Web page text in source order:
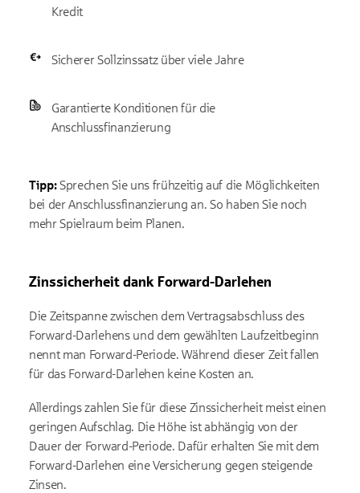
Kredit
Sicherer Sollzinssatz über viele Jahre
Garantierte Konditionen für die
Anschlussfinanzierung
Tipp:Sprechen Sie uns frühzeitig auf die Möglichkeiten
bei der Anschlussfinanzierung an. So haben Sie noch
mehr Spielraum beim Planen.
Zinssicherheit dank Forward-Darlehen
Die Zeitspanne zwischen dem Vertragsabschluss des
Forward-Darlehens und dem gewählten Laufzeitbeginn
nennt man Forward-Periode. Während dieser Zeit fallen
für das Forward-Darlehen keine Kosten an.
Allerdings zahlen Sie für diese Zinssicherheit meist einen
geringen Aufschlag. Die Höhe ist abhängig von der
Dauer der Forward-Periode. Dafür erhalten Sie mit dem
Forward-Darlehen eine Versicherung gegen steigende
Zinsen.